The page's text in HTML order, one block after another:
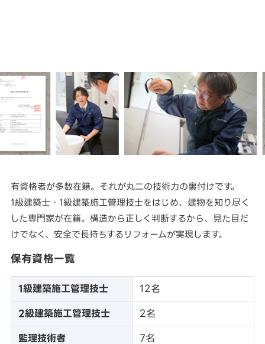
有資格者が多数在籍。それが丸二の技術力の裏付けです。
1級建築士・1級建築施工管理技士をはじめ、建物を知り尽く
した専門家が在籍。構造から正しく判断するから、見た目だ
けでなく、安全で長持ちするリフォームが実現します。
保有資格一覧
1級建築施工管理技士 12名
2級建築施工管理技士 2名
監理技術者 7名